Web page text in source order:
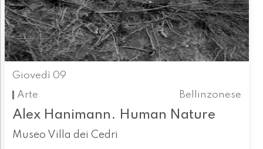
Giovedì 09
Arte
Bellinzonese
Alex Hanimann. Human Nature
Museo Villa dei Cedri